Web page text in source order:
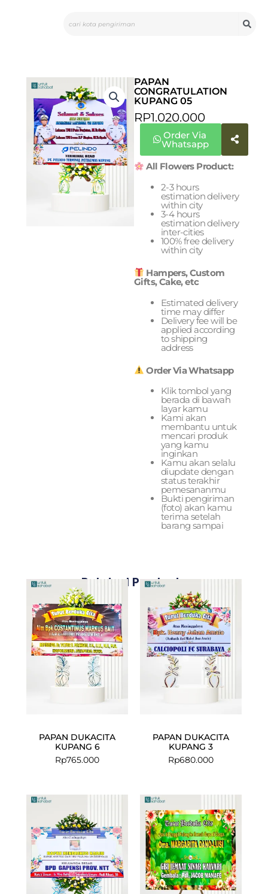
PAPAN
CONGRATULATION
KUPANG 05
RP1.020.000
Order Via
Whatsapp
All Flowers Product:
2-3 hours
estimation delivery
within city
3-4 hours
estimation delivery
inter-cities
100% free delivery
within city
Hampers, Custom
Gifts, Cake, etc
Estimated delivery
time may differ
Delivery fee will be
applied according
to shipping
address
Order Via Whatsapp
Klik tombol yang
berada di bawah
layar kamu
Kami akan
membantu untuk
mencari produk
yang kamu
inginkan
Kamu akan selalu
diupdate dengan
status terakhir
pemesananmu
Bukti pengiriman
(foto) akan kamu
terima setelah
barang sampai
Related Products
PAPAN DUKACITA
KUPANG 6
Rp765.000
PAPAN DUKACITA
KUPANG 3
Rp680.000